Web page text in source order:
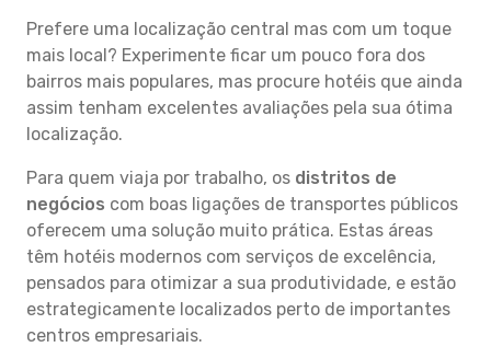
Prefere uma localização central mas com um toque
mais local? Experimente ficar um pouco fora dos
bairros mais populares, mas procure hotéis que ainda
assim tenham excelentes avaliações pela sua ótima
localização.
Para quem viaja por trabalho, os distritos de
negócios com boas ligações de transportes públicos
oferecem uma solução muito prática. Estas áreas
têm hotéis modernos com serviços de excelência,
pensados para otimizar a sua produtividade, e estão
estrategicamente localizados perto de importantes
centros empresariais.